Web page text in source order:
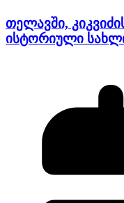
თელავში,
ისტორიული